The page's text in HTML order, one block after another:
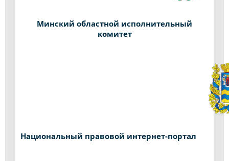
Минский областной исполнительный
комитет
Национальный правовой интернет-портал